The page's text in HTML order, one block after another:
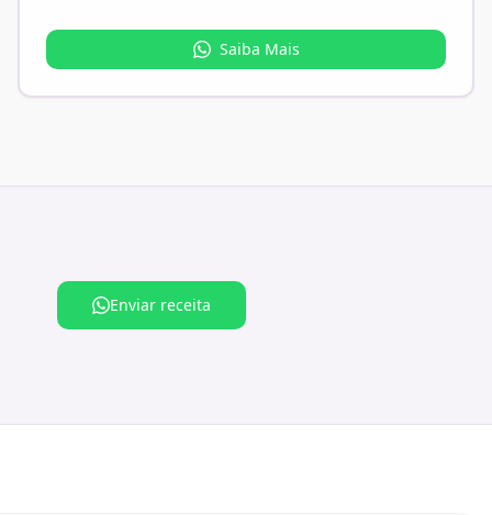
Saiba Mais
Enviar receita